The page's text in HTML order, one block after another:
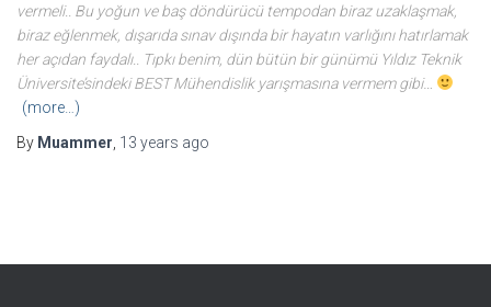
vermeli.. Bu yoğun ve baş döndürücü tempodan biraz uzaklaşmak,
biraz eğlenmek, dışarıda sınav dışında bir hayatın varlığını hatırlamak
her açıdan faydalı.. Tıpkı benim, dün bütün bir günümü Yıldız Teknik
Üniversite’sindeki BEST Mühendislik yarışmasına vermem gibi…
(more…)
By Muammer 13 years ago